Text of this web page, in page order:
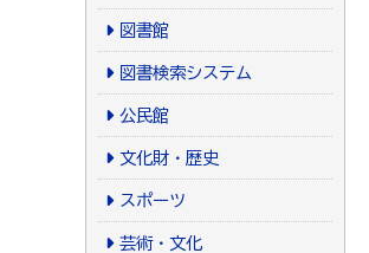
図書館
図書検索システム
公民館
文化財・歴史
スポーツ
芸術・文化